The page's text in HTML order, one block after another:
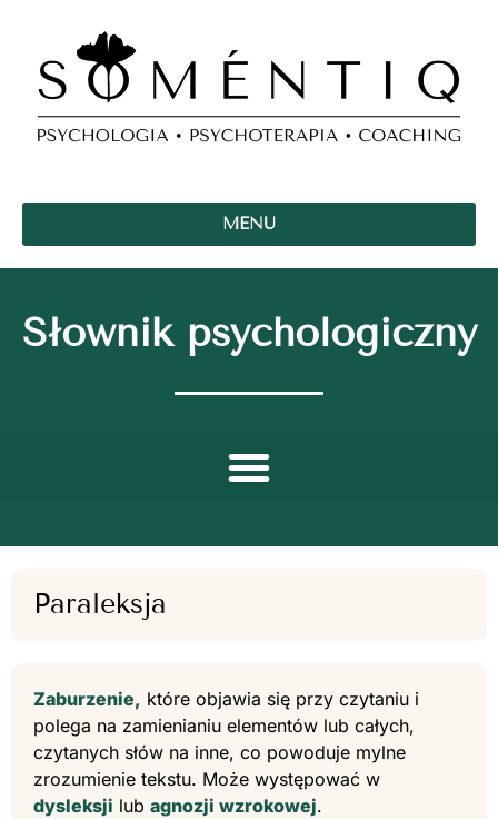
MENU
Słownik psychologiczny
Paraleksja
Zaburzenie, które objawia się przy czytaniu i
polega na zamienianiu elementów lub całych,
czytanych słów na inne, co powoduje mylne
zrozumienie tekstu. Może występować w
dysleksji lub agnozji wzrokowej.